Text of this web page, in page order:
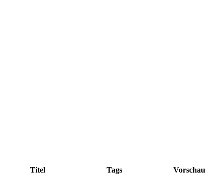
Titel Tags Vorschau